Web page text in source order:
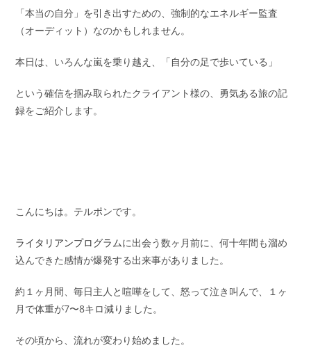
「本当の自分」を引き出すための、強制的なエネルギー監査
（オーディット）なのかもしれません。
本日は、いろんな嵐を乗り越え、「自分の足で歩いている」
という確信を掴み取られたクライアント様の、勇気ある旅の記
録をご紹介します。
こんにちは。テルポンです。
ライタリアンプログラムに出会う数ヶ月前に、何十年間も溜め
込んできた感情が爆発する出来事がありました。
約１ヶ月間、毎日主人と喧嘩をして、怒って泣き叫んで、１ヶ
月で体重が7〜8キロ減りました。
その頃から、流れが変わり始めました。